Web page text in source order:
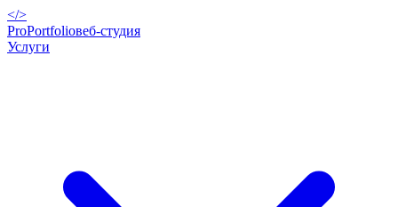
</>
ProPortfolioвеб-студия
Услуги